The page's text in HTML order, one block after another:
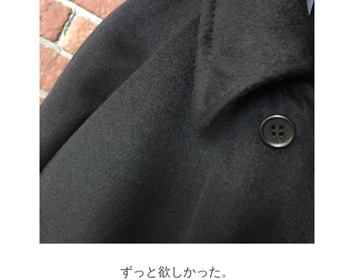
ずっと欲しかった。